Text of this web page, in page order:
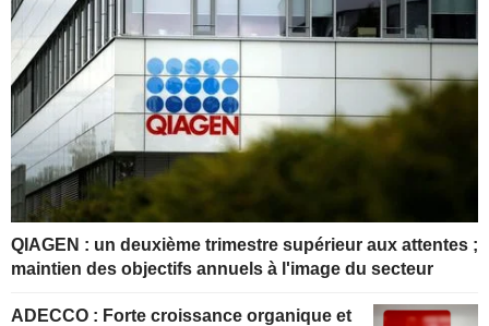
QIAGEN : un deuxième trimestre supérieur aux attentes ;
maintien des objectifs annuels à l'image du secteur
ADECCO : Forte croissance organique et